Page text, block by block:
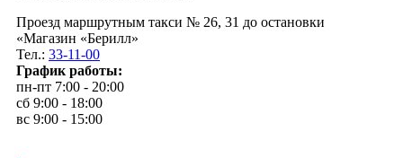
Проезд маршрутным такси № 26, 31 до остановки
«Магазин «Берилл»
Тел.: 33-11-00
График работы:
пн-пт 7:00 - 20:00
сб 9:00 - 18:00
вс 9:00 - 15:00